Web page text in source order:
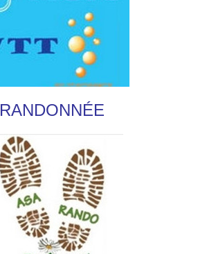
RANDONNÉE